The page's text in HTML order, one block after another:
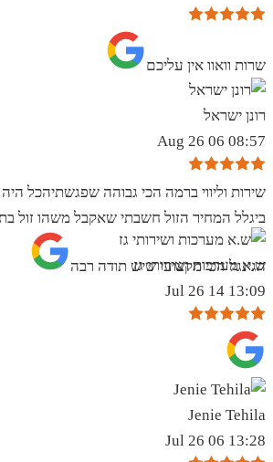
שרות וואוו אין עליכם
רונן ישראל
08:57 06 Aug 26
שירות וליווי ברמה הכי גבוהה שפגשתיהכל
ביגלל המחיר הזול חשבתי שאקבל משהו זול
הגינגל הכי מקצועי שיש תודה רבה
ש.א מערכות ושירותי גז
13:09 14 Jul 26
Jenie Tehila
13:28 06 Jul 26